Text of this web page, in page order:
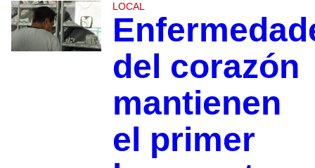
LOCAL
del corazón
mantienen
el primer